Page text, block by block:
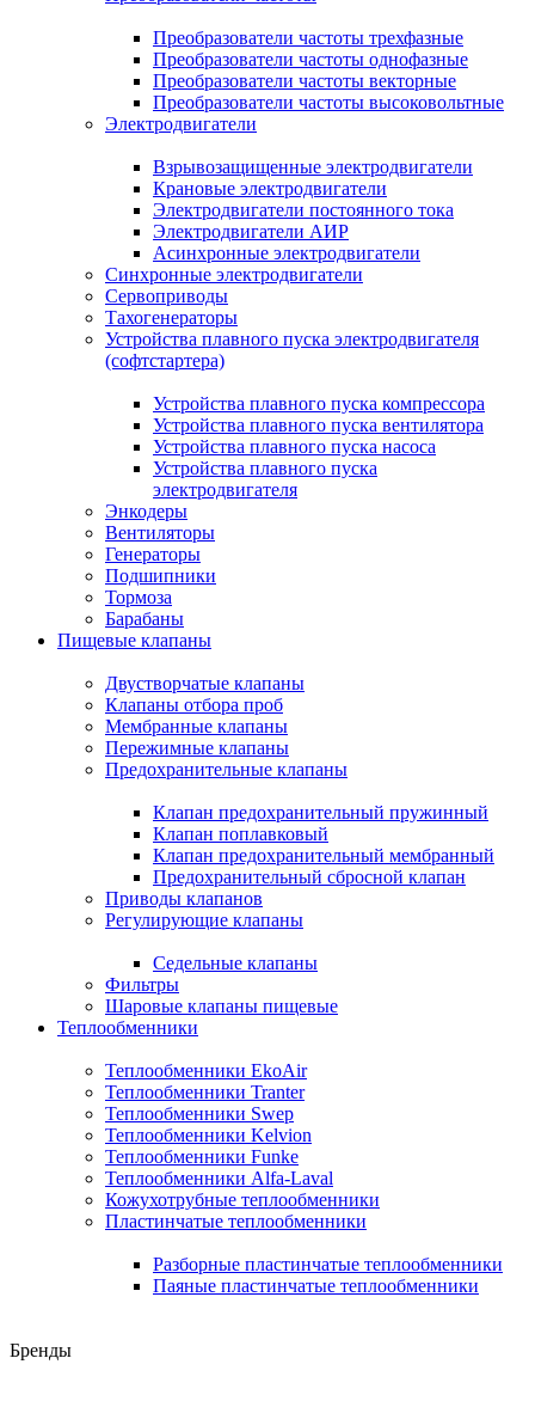
Преобразователи частоты трехфазные
Преобразователи частоты однофазные
Преобразователи частоты векторные
Преобразователи частоты высоковольтные
Электродвигатели
Взрывозащищенные электродвигатели
Крановые электродвигатели
Электродвигатели постоянного тока
Электродвигатели АИР
Асинхронные электродвигатели
Синхронные электродвигатели
Сервоприводы
Тахогенераторы
Устройства плавного пуска электродвигателя
(софтстартера)
Устройства плавного пуска компрессора
Устройства плавного пуска вентилятора
Устройства плавного пуска насоса
Устройства плавного пуска
электродвигателя
Энкодеры
Вентиляторы
Генераторы
Подшипники
Тормоза
Барабаны
Пищевые клапаны
Двустворчатые клапаны
Клапаны отбора проб
Мембранные клапаны
Пережимные клапаны
Предохранительные клапаны
Клапан предохранительный пружинный
Клапан поплавковый
Клапан предохранительный мембранный
Предохранительный сбросной клапан
Приводы клапанов
Регулирующие клапаны
Седельные клапаны
Фильтры
Шаровые клапаны пищевые
Теплообменники
Теплообменники EkoAir
Теплообменники Tranter
Теплообменники Swep
Теплообменники Kelvion
Теплообменники Funke
Теплообменники Alfa-Laval
Кожухотрубные теплообменники
Пластинчатые теплообменники
Разборные пластинчатые теплообменники
Паяные пластинчатые теплообменники
Бренды